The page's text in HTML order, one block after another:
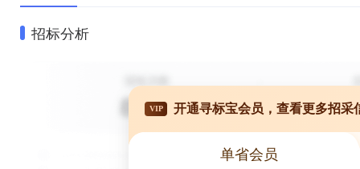
招标分析
VIP 开通寻标宝会员，查看更多招采
单省会员